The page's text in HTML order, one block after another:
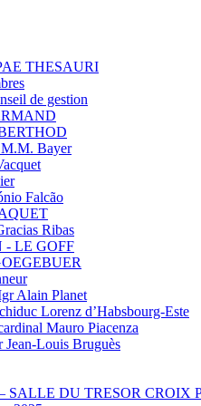
THESAURI
de gestion
M.M. Bayer
Falcão
Ribas
- LE GOFF
Alain Planet
Lorenz d’Habsbourg-Este
Mauro Piacenza
Jean-Louis Bruguès
SALLE DU TRESOR CROIX